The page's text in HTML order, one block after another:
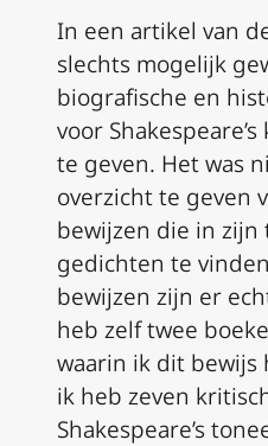
In een artikel van
slechts mogelijk
biografische en
voor
te geven. Het was
overzicht te geven
bewijzen die in
gedichten te
bewijzen zijn er
heb zelf twee
waarin ik dit bewijs
ik heb zeven
Shakespeare’s